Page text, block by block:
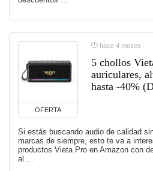
OFERTA
hace 4 meses
5 chollos
auriculares,
hasta -40%
Si estás buscando audio de calidad
marcas de siempre, esto te va a
productos Vieta Pro en Amazon con
al ...